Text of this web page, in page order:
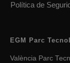
Política de
EGM Parc
València Parc